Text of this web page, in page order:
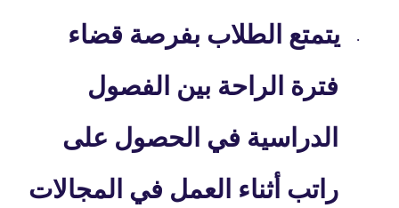
·
يتمتع الطلاب بفرصة قضاء
فترة الراحة بين الفصول
الدراسية في الحصول على
راتب أثناء العمل في المجالات